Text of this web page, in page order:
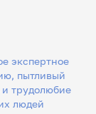
экспертное
пытливый
людей